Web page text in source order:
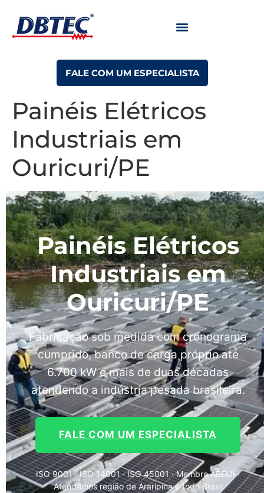
FALE COM UM ESPECIALISTA
Painéis Elétricos
Industriais em
Ouricuri/PE
Painéis Elétricos
Industriais em
Ouricuri/PE
Fabricação sob medida com cronograma
cumprido, banco de carga próprio até
6.700 kW e mais de duas décadas
atendendo a indústria pesada brasileira.
FALE COM UM ESPECIALISTA
ISO 9001 · ISO 14001 · ISO 45001 · Membro ABEMI ·
Atendemos região de Araripina e todo Brasil